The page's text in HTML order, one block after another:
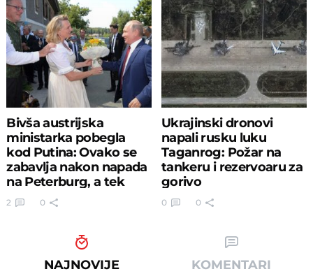
Bivša austrijska
ministarka pobegla
kod Putina: Ovako se
zabavlja nakon napada
na Peterburg, a tek
jelovnik...
2 0
Ukrajinski dronovi
napali rusku luku
Taganrog: Požar na
tankeru i rezervoaru za
gorivo
0 0
NAJNOVIJE KOMENTARI